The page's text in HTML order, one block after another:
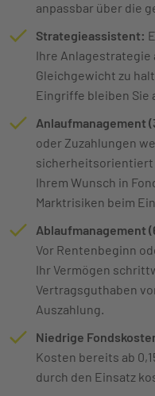
anpassbar über die
Strategieassistent:
Ihre
Gleichgewicht zu
Eingriffe bleiben Sie
Anlaufmanagement
oder Zuzahlungen
Ihrem Wunsch in
Marktrisiken beim
Ablaufmanagement
Vor Rentenbeginn
Ihr Vermögen
Vertragsguthaben
Auszahlung.
Niedrige
Kosten bereits ab
durch den Einsatz